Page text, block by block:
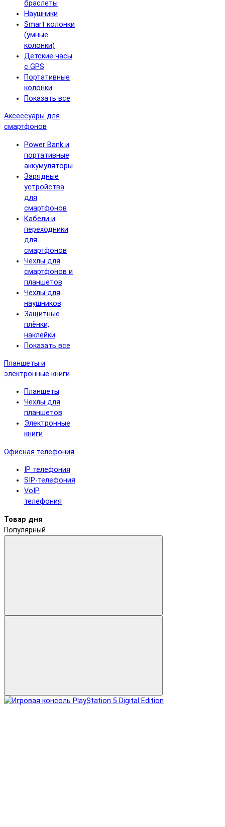
браслеты
Наушники
Smart колонки
(умные
колонки)
Детские часы
с GPS
Портативные
колонки
Показать все
Аксессуары для
смартфонов
Power Bank и
портативные
аккумуляторы
Зарядные
устройства
для
смартфонов
Кабели и
переходники
для
смартфонов
Чехлы для
смартфонов и
планшетов
Чехлы для
наушников
Защитные
плёнки,
наклейки
Показать все
Планшеты и
электронные книги
Планшеты
Чехлы для
планшетов
Электронные
книги
Офисная телефония
IP телефония
SIP-телефония
VoIP
телефония
Товар дня
Популярный